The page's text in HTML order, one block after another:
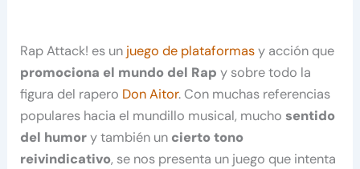
Rap Attack! es un juego de plataformasy acción que
promociona el mundo del Rapy sobre todo la
figura del rapero Don Aitor. Con muchas referencias
populares hacia el mundillo musical, muchosentido
del humory también un cierto tono
reivindicativo, se nos presenta un juego que intenta